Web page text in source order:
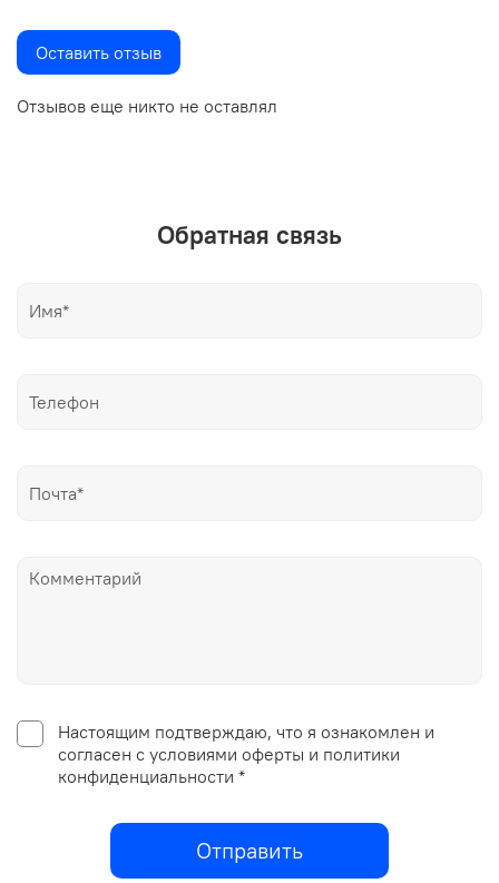
Отзывов еще никто не оставлял
Оставить отзыв
Обратная связь
Настоящим подтверждаю, что я ознакомлен и
согласен с условиями оферты и политики
конфиденциальности *
Отправить